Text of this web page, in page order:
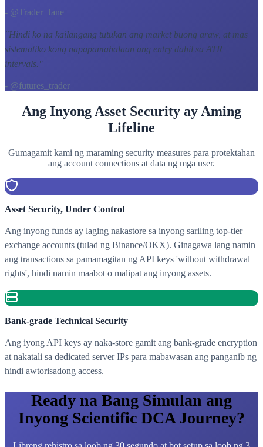
- @Trader_Jane
"Hindi ko na kailangang tutukan ang market buong araw, at mas
sistematiko kong napapamahalaan ang entry dahil sa ATR
intervals."
- @futures_trader
Ang Inyong Asset Security ay Aming
Lifeline
Gumagamit kami ng maraming security measures para protektahan
ang account connections at data ng mga user.
Asset Security, Under Control
Ang inyong funds ay laging nakastore sa inyong sariling top-tier
exchange accounts (tulad ng Binance/OKX). Ginagawa lang namin
ang transactions sa pamamagitan ng API keys 'without withdrawal
rights', hindi namin maabot o malipat ang inyong assets.
Bank-grade Technical Security
Ang iyong API keys ay naka-store gamit ang bank-grade encryption
at nakatali sa dedicated server IPs para mabawasan ang panganib ng
hindi awtorisadong access.
Ready na Bang Simulan ang
Inyong Scientific DCA Journey?